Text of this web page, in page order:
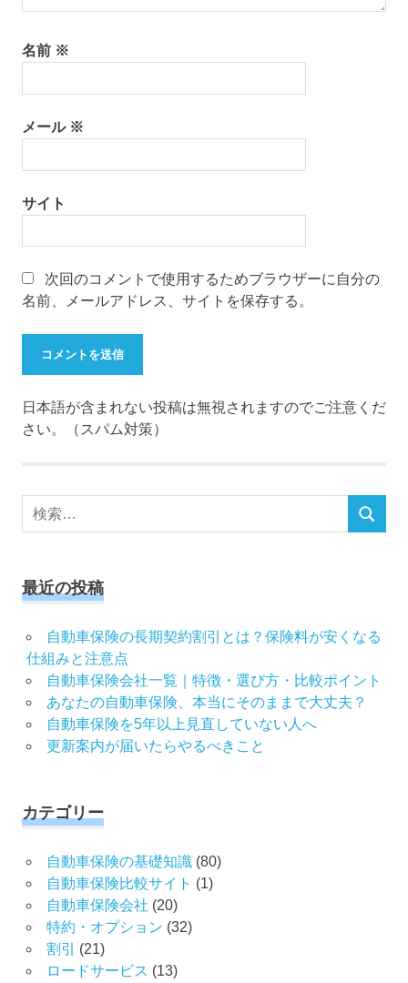
名前 ※
メール ※
サイト
次回のコメントで使用するためブラウザーに自分の
名前、メールアドレス、サイトを保存する。
日本語が含まれない投稿は無視されますのでご注意くだ
さい。（スパム対策）
検
検
最近の投稿
自動車保険の長期契約割引とは？保険料が安くなる
仕組みと注意点
自動車保険会社一覧｜特徴・選び方・比較ポイント
あなたの自動車保険、本当にそのままで大丈夫？
自動車保険を5年以上見直していない人へ
更新案内が届いたらやるべきこと
カテゴリー
自動車保険の基礎知識(80)
自動車保険比較サイト (1)
自動車保険会社 (20)
特約・オプション (32)
割引
(21)
ロードサービス (13)